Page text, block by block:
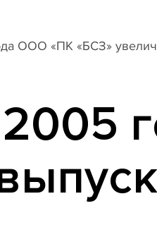
ООО «ПК «БСЗ»
2005